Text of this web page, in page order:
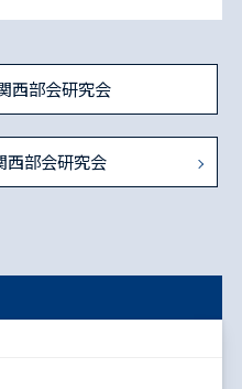
西部会研究会
西部会研究会